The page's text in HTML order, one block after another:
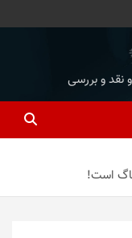
نقد و بررسی
است!